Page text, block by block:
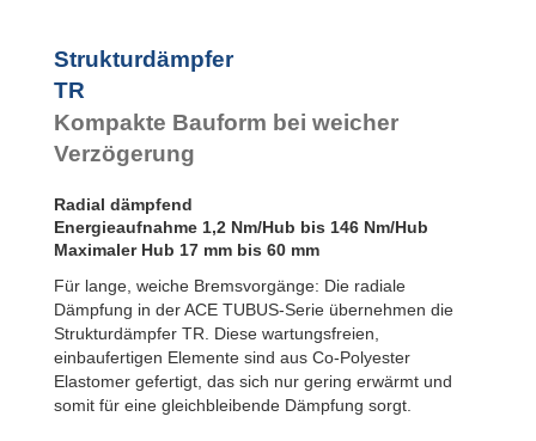
Strukturdämpfer
TR
Kompakte Bauform bei weicher
Verzögerung
Radial dämpfend
Energieaufnahme 1,2 Nm/Hub bis 146 Nm/Hub
Maximaler Hub 17 mm bis 60 mm
Für lange, weiche Bremsvorgänge: Die radiale
Dämpfung in der ACE TUBUS-Serie übernehmen die
Strukturdämpfer TR. Diese wartungsfreien,
einbaufertigen Elemente sind aus Co-Polyester
Elastomer gefertigt, das sich nur gering erwärmt und
somit für eine gleichbleibende Dämpfung sorgt.